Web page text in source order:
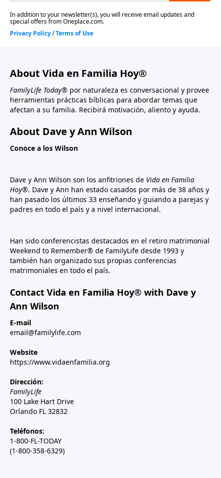
About Vida en Familia Hoy®
FamilyLife Today® por naturaleza es conversacional y provee
herramientas prácticas bíblicas para abordar temas que
afectan a su familia. Recibirá motivación, aliento y ayuda.
About Dave y Ann Wilson
Conoce a los Wilson
Dave y Ann Wilson son los anfitriones de Vida en Familia
Hoy®. Dave y Ann han estado casados por más de 38 años y
han pasado los últimos 33 enseñando y guiando a parejas y
padres en todo el país y a nivel internacional.
Han sido conferencistas destacados en el retiro matrimonial
Weekend to Remember® de FamilyLife desde 1993 y
también han organizado sus propias conferencias
matrimoniales en todo el país.
Contact Vida en Familia Hoy® with Dave y
Ann Wilson
E-mail
email@familylife.com
Website
https://www.vidaenfamilia.org
Dirección:
FamilyLife
100 Lake Hart Drive
Orlando FL 32832
Teléfonos:
1-800-FL-TODAY
(1-800-358-6329)